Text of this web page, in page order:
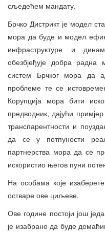
сљедећем мандату.
Брчко Дистрикт је модел
мора да буде и модел
инфраструктуре и
обезбјеђује добра радна
систем Брчког мора да
проблеме те се
Корупција мора бити
предводник, дајући
транспарентности и
да се у потпуности
партнерства мора да се
искористио његов пуни
На особама које
остваре ове циљеве.
Ове године постоји још
је изабрано да буде